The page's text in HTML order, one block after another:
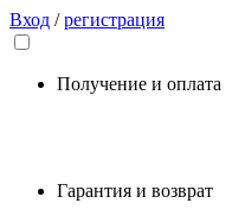
Вход /регистрация
Получение и оплата
Гарантия и возврат